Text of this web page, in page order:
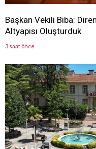
Başkan Vekili Biba:
Altyapısı Oluşturduk
3 saat önce